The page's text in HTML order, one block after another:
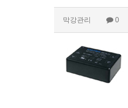
막강관리 0